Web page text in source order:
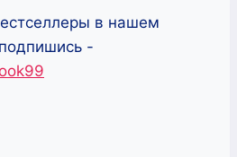
в нашем
-